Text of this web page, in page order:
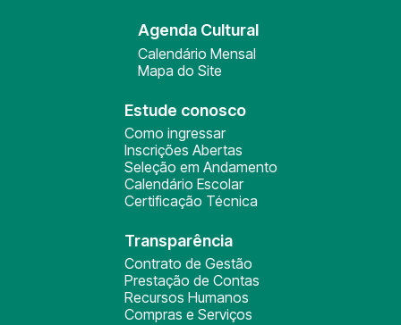
Agenda Cultural
Calendário Mensal
Mapa do Site
Estude conosco
Como ingressar
Inscrições Abertas
Seleção em Andamento
Calendário Escolar
Certificação Técnica
Transparência
Contrato de Gestão
Prestação de Contas
Recursos Humanos
Compras e Serviços